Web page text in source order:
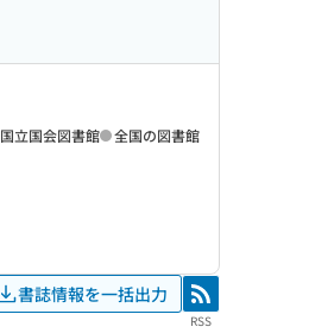
国立国会図書館 全国の図書館
書誌情報を一括出力 RSS
RSS